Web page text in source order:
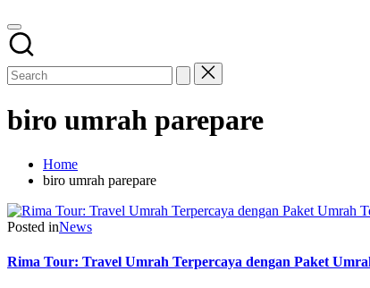
biro umrah parepare
Home
biro umrah parepare
Posted inNews
Rima Tour: Travel Umrah Terpercaya dengan Paket